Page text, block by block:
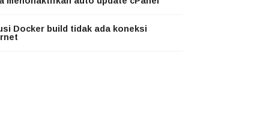
Docker build tidak ada koneksi